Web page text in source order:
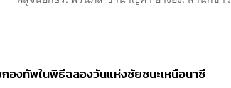
องทัพในพิธีฉลองวันแห่งชัยชนะเหนือนาซี